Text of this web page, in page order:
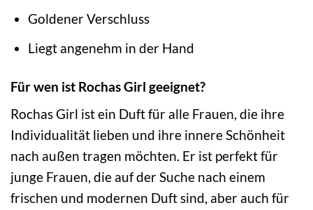
Goldener Verschluss
Liegt angenehm in der Hand
Für wen ist Rochas Girl geeignet?
Rochas Girl ist ein Duft für alle Frauen, die ihre
Individualität lieben und ihre innere Schönheit
nach außen tragen möchten. Er ist perfekt für
junge Frauen, die auf der Suche nach einem
frischen und modernen Duft sind, aber auch für